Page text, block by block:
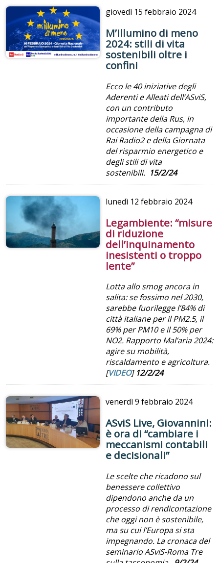
giovedì 15 febbraio 2024
M’illumino di meno
2024: stili di vita
sostenibili oltre i
confini
Ecco le 40 iniziative degli
Aderenti e Alleati dell’ASviS,
con un contributo
importante della Rus, in
occasione della campagna di
Rai Radio2 e della Giornata
del risparmio energetico e
degli stili di vita
sostenibili. 15/2/24
lunedì 12 febbraio 2024
Legambiente: “misure
di riduzione
dell’inquinamento
inesistenti o troppo
lente”
Lotta allo smog ancora in
salita: se fossimo nel 2030,
sarebbe fuorilegge l’84% di
città italiane per il PM2.5, il
69% per PM10 e il 50% per
NO2. Rapporto Mal’aria 2024:
agire su mobilità,
riscaldamento e agricoltura.
[VIDEO] 12/2/24
venerdì9 febbraio 2024
ASviS Live, Giovannini:
è ora di “cambiare i
meccanismi contabili
e decisionali”
Le scelte che ricadono sul
benessere collettivo
dipendono anche da un
processo di rendicontazione
che oggi non è sostenibile,
ma su cui l’Europa si sta
impegnando. La cronaca del
seminario ASviS-Roma Tre